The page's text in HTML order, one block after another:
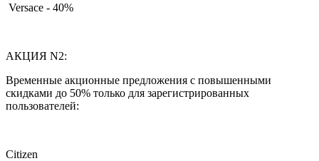
Versace - 40%
АКЦИЯ N2:
Временные акционные предложения с повышенными
скидками до 50% только для зарегистрированных
пользователей:
Citizen